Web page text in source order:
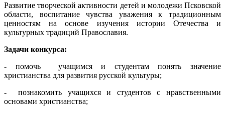
Развитие творческой активности детей и молодежи Псковской
области, воспитание чувства уважения к традиционным
ценностям на основе изучения истории Отечества и
культурных традиций Православия.
Задачи конкурса:
- помочь
учащимся и студентам понять значение
христианства для развития русской культуры;
- познакомить учащихся и студентов с нравственными
основами христианства;